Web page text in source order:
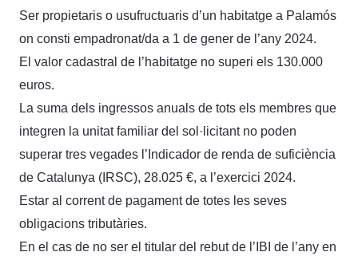
Ser propietaris o usufructuaris d’un habitatge a Palamós
on consti empadronat/da a 1 de gener de l’any 2024.
El valor cadastral de l’habitatge no superi els 130.000
euros.
La suma dels ingressos anuals de tots els membres que
integren la unitat familiar del sol·licitant no poden
superar tres vegades l’Indicador de renda de suficiència
de Catalunya (IRSC), 28.025 €, a l’exercici 2024.
Estar al corrent de pagament de totes les seves
obligacions tributàries.
En el cas de no ser el titular del rebut de l’IBI de l’any en